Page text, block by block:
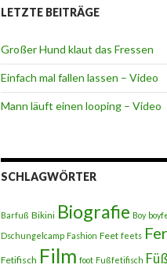
LETZTE BEITRÄGE
Großer Hund klaut das Fressen
Einfach mal fallen lassen – Video
Mann läuft einen looping – Video
SCHLAGWÖRTER
Barfuß Bikini Biografie Boy
Dschungelcamp Fashion Feet feets
Fetifisch Film foot Fußfetifisch